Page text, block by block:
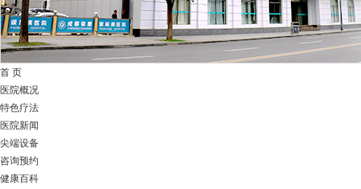
首 页
医院概况
特色疗法
医院新闻
尖端设备
咨询预约
健康百科